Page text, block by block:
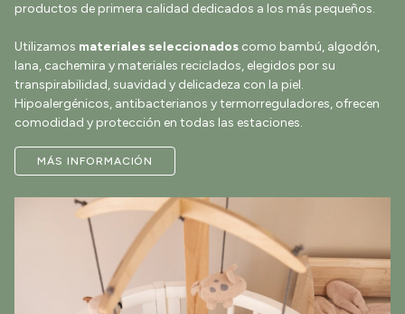
productos de primera calidad dedicados a los más pequeños.
Utilizamos materiales seleccionados como bambú, algodón,
lana, cachemira y materiales reciclados, elegidos por su
transpirabilidad, suavidad y delicadeza con la piel.
Hipoalergénicos, antibacterianos y termorreguladores, ofrecen
comodidad y protección en todas las estaciones.
MÁS INFORMACIÓN